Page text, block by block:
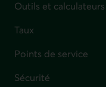
Outils et calculateurs
Taux
Points de service
Sécurité